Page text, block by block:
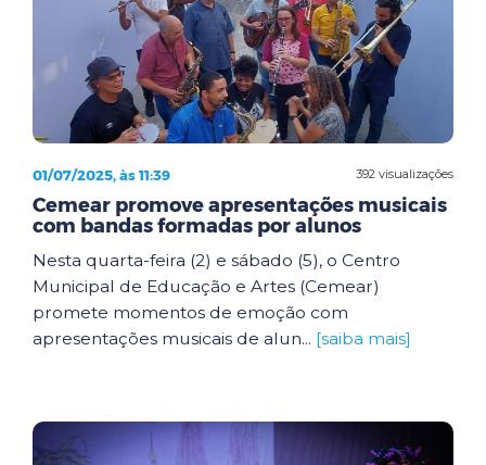
392 visualizações
01/07/2025, às 11:39
Cemear promove apresentações musicais
com bandas formadas por alunos
Nesta quarta-feira (2) e sábado (5), o Centro
Municipal de Educação e Artes (Cemear)
promete momentos de emoção com
apresentações musicais de alun... [saiba mais]